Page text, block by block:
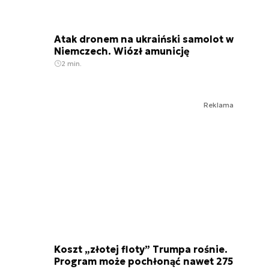
Atak dronem na ukraiński samolot w
Niemczech. Wiózł amunicję
2 min.
Reklama
Koszt „złotej floty” Trumpa rośnie.
Program może pochłonąć nawet 275